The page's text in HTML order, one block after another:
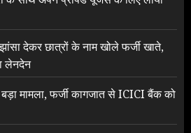
देकर छात्रों के नाम खोले फर्जी खाते,
लेनदेन
मामला, फर्जी कागजात से ICICI बैंक को